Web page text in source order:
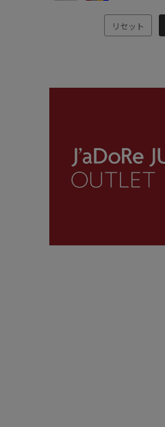
リセット